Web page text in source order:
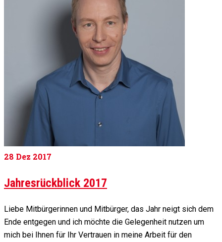
28 Dez 2017
Jahresrückblick 2017
Liebe Mitbürgerinnen und Mitbürger, das Jahr neigt sich dem
Ende entgegen und ich möchte die Gelegenheit nutzen um
mich bei Ihnen für Ihr Vertrauen in meine Arbeit für den